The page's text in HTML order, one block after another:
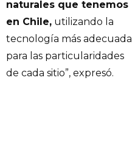
naturales que tenemos
en Chile, utilizando la
tecnología más adecuada
para las particularidades
de cada sitio”, expresó.